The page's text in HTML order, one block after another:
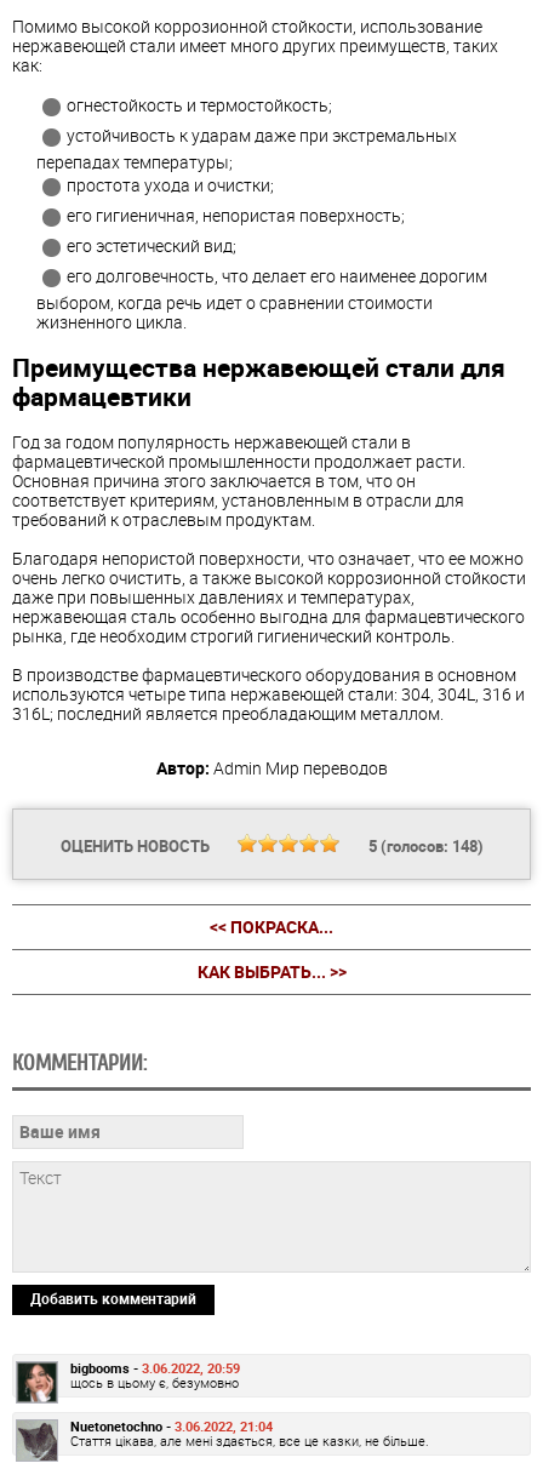
Помимо высокой коррозионной стойкости, использование
нержавеющей стали имеет много других преимуществ, таких
как:
огнестойкость и термостойкость;
устойчивость к ударам даже при экстремальных
перепадах температуры;
простота ухода и очистки;
его гигиеничная, непористая поверхность;
его эстетический вид;
его долговечность, что делает его наименее дорогим
выбором, когда речь идет о сравнении стоимости
жизненного цикла.
Преимущества нержавеющей стали для
фармацевтики
Год за годом популярность нержавеющей стали в
фармацевтической промышленности продолжает расти.
Основная причина этого заключается в том, что он
соответствует критериям, установленным в отрасли для
требований к отраслевым продуктам.
Благодаря непористой поверхности, что означает, что ее можно
очень легко очистить, а также высокой коррозионной стойкости
даже при повышенных давлениях и температурах,
нержавеющая сталь особенно выгодна для фармацевтического
рынка, где необходим строгий гигиенический контроль.
В производстве фармацевтического оборудования в основном
используются четыре типа нержавеющей стали: 304, 304L, 316 и
316L; последний является преобладающим металлом.
Автор: Admin Мир переводов
ОЦЕНИТЬ НОВОСТЬ 5(голосов: 148)
<< ПОКРАСКА...
КАК ВЫБРАТЬ... >>
КОММЕНТАРИИ:
Добавить комментарий
bigbooms - 3.06.2022, 20:59
щось в цьому є, безумовно
Nuetonetochno - 3.06.2022, 21:04
Стаття цікава, але мені здається, все це казки, не більше.